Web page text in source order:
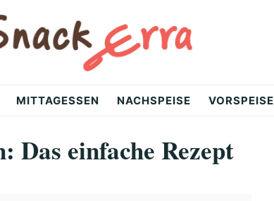
MITTAGESSEN NACHSPEISE VORSPEISE
Das einfache Rezept